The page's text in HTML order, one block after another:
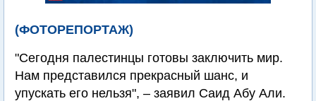
(ФОТОРЕПОРТАЖ)
"Сегодня палестинцы готовы заключить мир.
Нам представился прекрасный шанс, и
упускать его нельзя", – заявил Саид Абу Али.